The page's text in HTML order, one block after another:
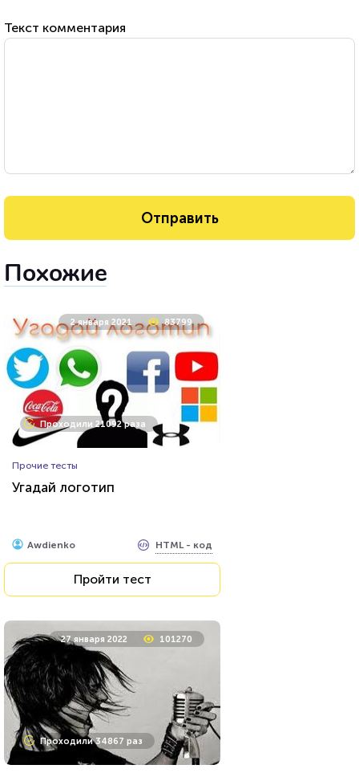
Текст комментария
Похожие
2 января 2021 83799
Проходили 21092 раза
Прочие тесты
Угадай логотип
Awdienko HTML - код
Пройти тест
27 января 2022 101270
Проходили 34867 раз